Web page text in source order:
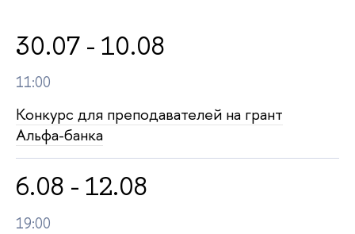
30.07 - 10.08
11:00
Конкурс для преподавателей на грант
Альфа-банка
6.08 - 12.08
19:00